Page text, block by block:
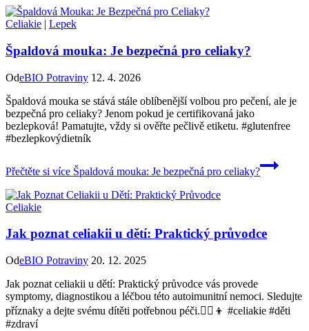
Celiakie | Lepek
Špaldová mouka: Je bezpečná pro celiaky?
OdeBIO Potraviny 12. 4. 2026
Špaldová mouka se stává stále oblíbenější volbou pro pečení, ale je
bezpečná pro celiaky? Jenom pokud je certifikovaná jako
bezlepková! Pamatujte, vždy si ověřte pečlivě etiketu. #glutenfree
#bezlepkovýdietník
Přečtěte si více Špaldová mouka: Je bezpečná pro celiaky?
Celiakie
Jak poznat celiakii u dětí: Praktický průvodce
OdeBIO Potraviny 20. 12. 2025
Jak poznat celiakii u dětí: Praktický průvodce vás provede
symptomy, diagnostikou a léčbou této autoimunitní nemoci. Sledujte
příznaky a dejte svému dítěti potřebnou péči.👩‍⚕️👦 #celiakie #děti
#zdraví